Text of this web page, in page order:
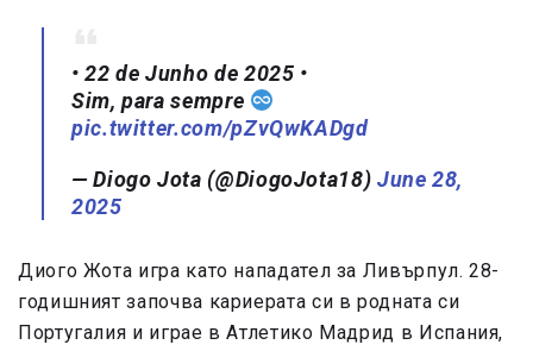
• 22 de Junho de 2025 •
Sim, para sempre
pic.twitter.com/pZvQwKADgd
— Diogo Jota (@DiogoJota18) June 28,
2025
Диого Жота игра като нападател за Ливърпул. 28-
годишният започва кариерата си в родната си
Португалия и играе в Атлетико Мадрид в Испания,